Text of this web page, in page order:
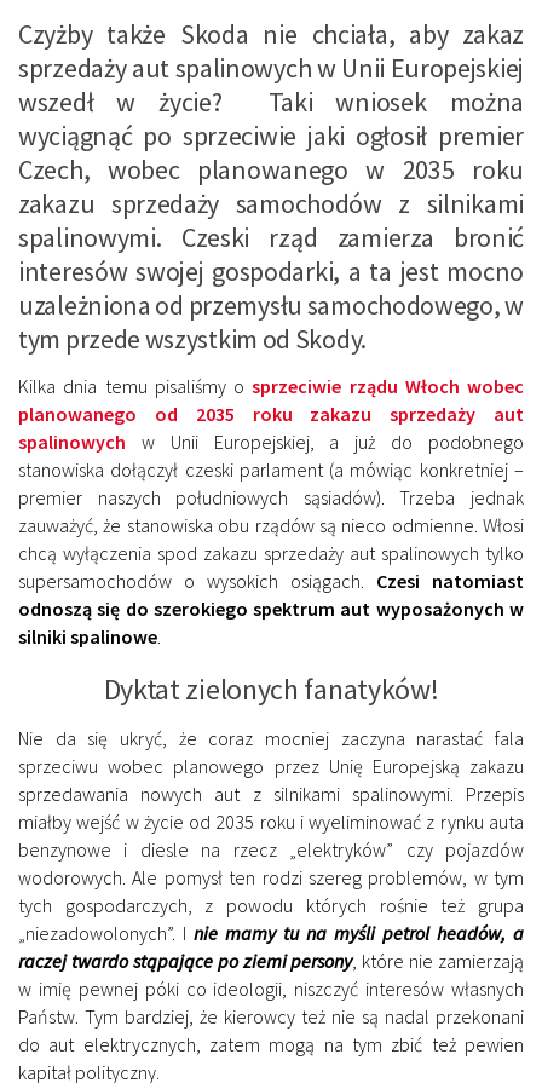
Czyżby także Skoda nie chciała, aby zakaz
sprzedaży aut spalinowych w Unii Europejskiej
wszedł w życie? Taki wniosek można
wyciągnąć po sprzeciwie jaki ogłosił premier
Czech, wobec planowanego w 2035 roku
zakazu sprzedaży samochodów z silnikami
spalinowymi. Czeski rząd zamierza bronić
interesów swojej gospodarki, a ta jest mocno
uzależniona od przemysłu samochodowego, w
tym przede wszystkim od Skody.
Kilka dnia temu pisaliśmy osprzeciwie rządu Włoch wobec
planowanego od 2035 roku zakazu sprzedaży aut
spalinowych w Unii Europejskiej, a już do podobnego
stanowiska dołączył czeski parlament (a mówiąc konkretniej –
premier naszych południowych sąsiadów). Trzeba jednak
zauważyć, że stanowiska obu rządów są nieco odmienne. Włosi
chcą wyłączenia spod zakazu sprzedaży aut spalinowych tylko
supersamochodów o wysokich osiągach.
Czesi natomiast
odnoszą się do szerokiego spektrum aut wyposażonych w
silniki spalinowe
Dyktat zielonych fanatyków!
Nie da się ukryć, że coraz mocniej zaczyna narastać fala
sprzeciwu wobec planowego przez Unię Europejską zakazu
sprzedawania nowych aut z silnikami spalinowymi. Przepis
miałby wejść w życie od 2035 roku i wyeliminować z rynku auta
benzynowe i diesle na rzecz „elektryków” czy pojazdów
wodorowych. Ale pomysł ten rodzi szereg problemów, w tym
tych gospodarczych, z powodu których rośnie też grupa
„niezadowolonych”. I nie mamy tu na myśli petrol headów, a
raczej twardo stąpające po ziemi persony, które nie zamierzają
w imię pewnej póki co ideologii, niszczyć interesów własnych
Państw. Tym bardziej, że kierowcy też nie są nadal przekonani
do aut elektrycznych, zatem mogą na tym zbić też pewien
kapitał polityczny.